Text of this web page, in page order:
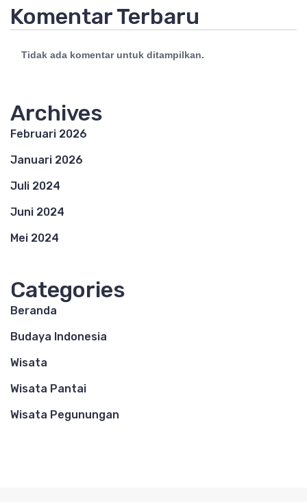
Komentar Terbaru
Tidak ada komentar untuk ditampilkan.
Archives
Februari 2026
Januari 2026
Juli 2024
Juni 2024
Mei 2024
Categories
Beranda
Budaya Indonesia
Wisata
Wisata Pantai
Wisata Pegunungan